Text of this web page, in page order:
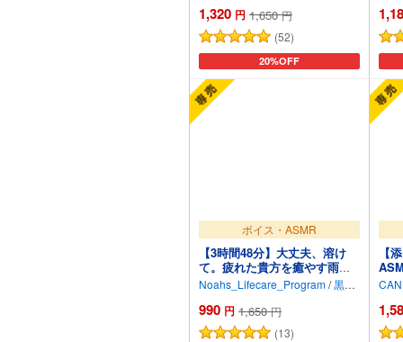
1,320 円 1,650 円
(52)
20%OFF
カートに追加
ボイス・ASMR
【3時間48分】大丈夫、溶け
て。疲れた貴方を癒やす雨宿
りサロンセラピー【CV.黒木ほ
の香/囁き・オイルマッサー
ジ・耳かき・炭酸ムース・耳
ふー・両耳癒やし】
Noahs_Lifecare_Program/黒木ほの香
990 円 1,650 円
(13)
【
ー
央】